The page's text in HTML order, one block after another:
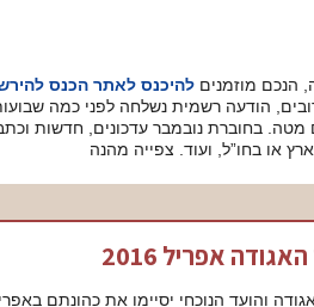
. ועד האגודה מתחיל בהכנות לבחירת ועד
מוזמנים לשלוח המלצה למועמדים
בנושאים חשובים שהתפרסמו בחודש